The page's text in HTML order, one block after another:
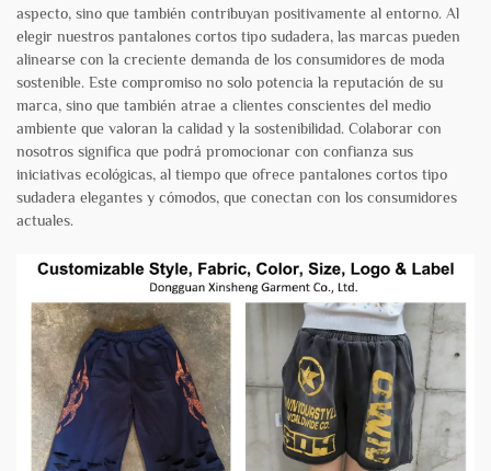
aspecto, sino que también contribuyan positivamente al entorno. Al
elegir nuestros pantalones cortos tipo sudadera, las marcas pueden
alinearse con la creciente demanda de los consumidores de moda
sostenible. Este compromiso no solo potencia la reputación de su
marca, sino que también atrae a clientes conscientes del medio
ambiente que valoran la calidad y la sostenibilidad. Colaborar con
nosotros significa que podrá promocionar con confianza sus
iniciativas ecológicas, al tiempo que ofrece pantalones cortos tipo
sudadera elegantes y cómodos, que conectan con los consumidores
actuales.